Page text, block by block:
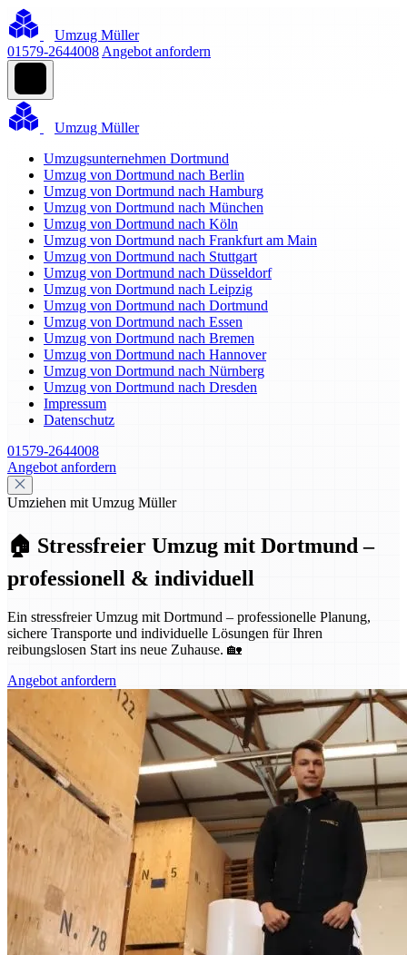
Umzug Müller
01579-2644008 Angebot anfordern
Umzug Müller
Umzugsunternehmen Dortmund
Umzug von Dortmund nach Berlin
Umzug von Dortmund nach Hamburg
Umzug von Dortmund nach München
Umzug von Dortmund nach Köln
Umzug von Dortmund nach Frankfurt am Main
Umzug von Dortmund nach Stuttgart
Umzug von Dortmund nach Düsseldorf
Umzug von Dortmund nach Leipzig
Umzug von Dortmund nach Dortmund
Umzug von Dortmund nach Essen
Umzug von Dortmund nach Bremen
Umzug von Dortmund nach Hannover
Umzug von Dortmund nach Nürnberg
Umzug von Dortmund nach Dresden
Impressum
Datenschutz
01579-2644008
Angebot anfordern
Umziehen mit Umzug Müller
🏠 Stressfreier Umzug mit Dortmund –
professionell & individuell
Ein stressfreier Umzug mit Dortmund – professionelle Planung,
sichere Transporte und individuelle Lösungen für Ihren
reibungslosen Start ins neue Zuhause. 🏡
Angebot anfordern